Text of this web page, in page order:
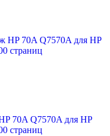
70A Q7570A для HP
страниц